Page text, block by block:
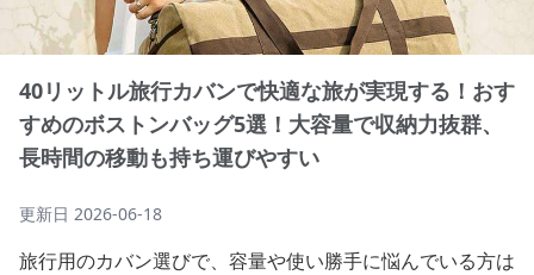
40リットル旅行カバンで快適な旅が実現する！おす
すめのボストンバッグ5選！大容量で収納力抜群、
長時間の移動も持ち運びやすい
更新日 2026-06-18
旅行用のカバン選びで、容量や使い勝手に悩んでいる方は